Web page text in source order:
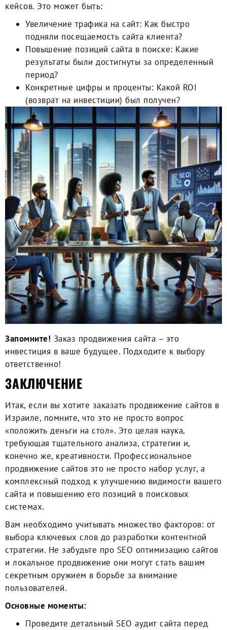
кейсов. Это может быть:
Увеличение трафика на сайт: Как быстро
подняли посещаемость сайта клиента?
Повышение позиций сайта в поиске: Какие
результаты были достигнуты за определенный
период?
Конкретные цифры и проценты: Какой ROI
(возврат на инвестиции) был получен?
Запомните! Заказ продвижения сайта – это
инвестиция в ваше будущее. Подходите к выбору
ответственно!
ЗАКЛЮЧЕНИЕ
Итак, если вы хотите заказать продвижение сайтов в
Израиле, помните, что это не просто вопрос
«положить деньги на стол». Это целая наука,
требующая тщательного анализа, стратегии и,
конечно же, креативности. Профессиональное
продвижение сайтов это не просто набор услуг, а
комплексный подход к улучшению видимости вашего
сайта и повышению его позиций в поисковых
системах.
Вам необходимо учитывать множество факторов: от
выбора ключевых слов до разработки контентной
стратегии. Не забудьте про SEO оптимизацию сайтов
и локальное продвижение они могут стать вашим
секретным оружием в борьбе за внимание
пользователей.
Основные моменты:
Проведите детальный SEO аудит сайта перед